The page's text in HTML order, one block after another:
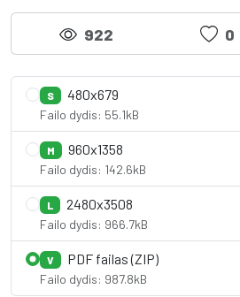
922 0
S 480x679
Failo dydis: 55.1kB
M 960x1358
Failo dydis: 142.6kB
L 2480x3508
Failo dydis: 966.7kB
V PDF failas (ZIP)
Failo dydis: 987.8kB